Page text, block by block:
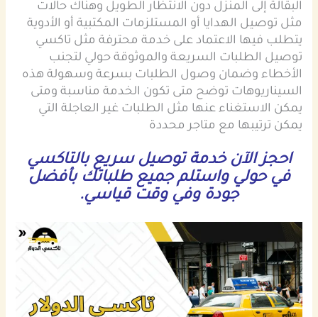
البقالة إلى المنزل دون الانتظار الطويل وهناك حالات
مثل توصيل الهدايا أو المستلزمات المكتبية أو الأدوية
يتطلب فيها الاعتماد على خدمة محترفة مثل تاكسي
توصيل الطلبات السريعة والموثوقة حولي لتجنب
الأخطاء وضمان وصول الطلبات بسرعة وسهولة هذه
السيناريوهات توضح متى تكون الخدمة مناسبة ومتى
يمكن الاستغناء عنها مثل الطلبات غير العاجلة التي
يمكن ترتيبها مع متاجر محددة
احجز الآن خدمة توصيل سريع بالتاكسي
في حولي واستلم جميع طلباتك بأفضل
جودة وفي وقت قياسي.